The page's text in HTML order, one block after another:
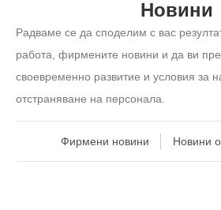
Новини
Радваме се да споделим с вас
работа, фирмените новини и да ви
своевременно развитие и условия за
отстраняване на персонала.
Фирмени новини Новини